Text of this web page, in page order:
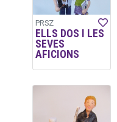
PRSZ
ELLS DOS I LES
SEVES
AFICIONS